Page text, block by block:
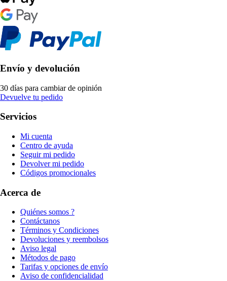
Envío y devolución
30 días para cambiar de opinión
Devuelve tu pedido
Servicios
Mi cuenta
Centro de ayuda
Seguir mi pedido
Devolver mi pedido
Códigos promocionales
Acerca de
Quiénes somos ?
Contáctanos
Términos y Condiciones
Devoluciones y reembolsos
Aviso legal
Métodos de pago
Tarifas y opciones de envío
Aviso de confidencialidad